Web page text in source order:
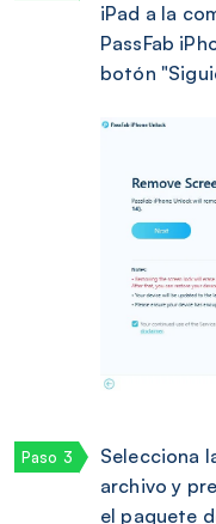
iPad a la
PassFab
botón
Selecciona
archivo y
el paquete